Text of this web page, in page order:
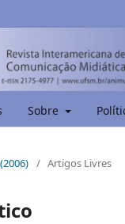
Sobre
/ Artigos Livres